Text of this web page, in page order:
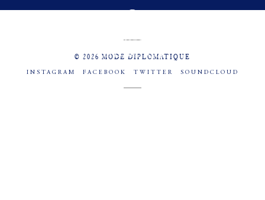
© 2026 MODE DIPLOMATIQUE
INSTAGRAM FACEBOOK TWITTER SOUNDCLOUD